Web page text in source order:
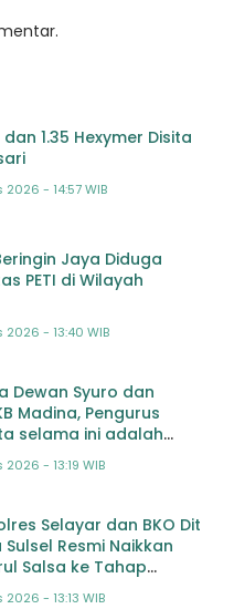
1.35 Hexymer Disita
2026 - 14:57 WIB
Jaya Diduga
PETI di Wilayah
2026 - 13:40 WIB
Dewan Syuro dan
Madina, Pengurus
selama ini adalah
- 13:19 WIB
Selayar dan BKO Dit
Resmi Naikkan
Salsa ke Tahap
- 13:13 WIB